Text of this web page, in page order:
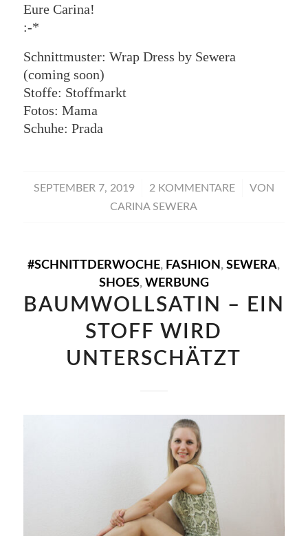
Eure Carina!
:-*
Schnittmuster: Wrap Dress by Sewera
(coming soon)
Stoffe: Stoffmarkt
Fotos: Mama
Schuhe: Prada
SEPTEMBER 7, 2019
/ 2 KOMMENTARE
/
VON
CARINA SEWERA
#SCHNITTDERWOCHE, FASHION ,SEWERA,
SHOES, WERBUNG
BAUMWOLLSATIN – EIN
STOFF WIRD
UNTERSCHÄTZT